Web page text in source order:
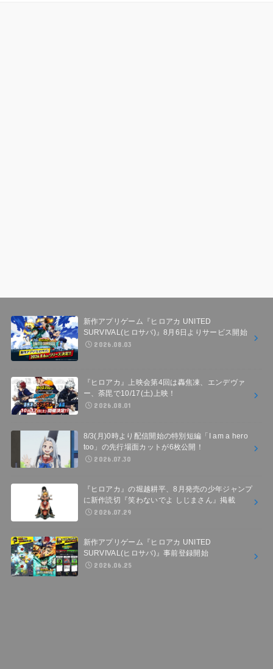
新作アプリゲーム『ヒロアカ UNITED
SURVIVAL(ヒロサバ)』8月6日よりサービス開始
2026.08.03
『ヒロアカ』上映会第4回は轟焦凍、エンデヴァ
ー、荼毘で10/17(土)上映！
2026.08.01
8/3(月)0時より配信開始の特別短編「I am a hero
too」の先行場面カットが6枚公開！
2026.07.30
『ヒロアカ』の堀越耕平、8月発売の少年ジャンプ
に新作読切『笑わないでよ しじまさん』掲載
2026.07.29
新作アプリゲーム『ヒロアカ UNITED
SURVIVAL(ヒロサバ)』事前登録開始
2026.06.25